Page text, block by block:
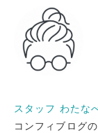
スタッフ わたな
コンフィブログ